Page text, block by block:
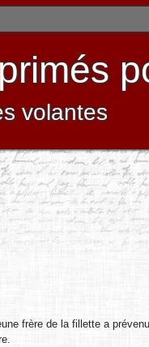
volantes
frère de la fillette a